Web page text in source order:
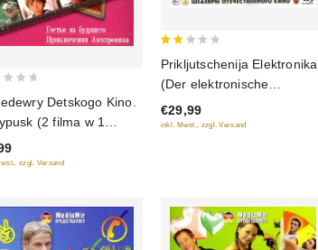
Detskogo Kino.
(2 filma w 1
(Gostja is
zzgl. Versand
of
5
Prikljutschenija Elektronika
(Der elektronische
Doppelgänger) 3 serii (Blu-
Ray)
€29,99
inkl. Mwst., zzgl. Versand